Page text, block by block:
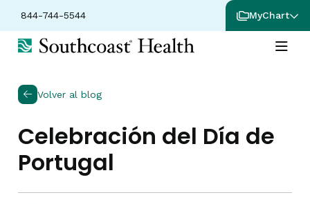
844-744-5544 MyChart
Volver al blog
Celebración del Día de
Portugal